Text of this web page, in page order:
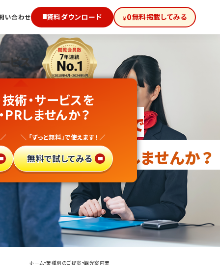
い合わせ 資料ダウンロード ￥0無料掲載してみる
ビス
!
け無料PRサイトで
業種参入 しませんか？
術・サービスを
しませんか？
＼ 「ずっと無料」で使えます！ ／
無料で試してみる
ホーム 業種別のご提案 観光案内業